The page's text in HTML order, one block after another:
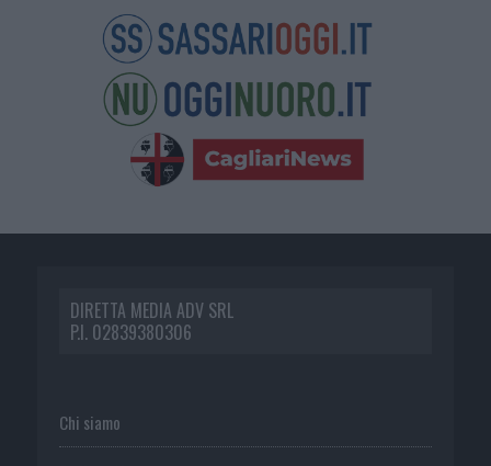
DIRETTA MEDIA ADV SRL
P.I. 02839380306
Chi siamo